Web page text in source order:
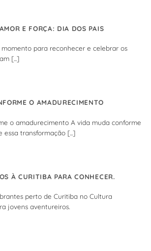
E FORÇA: DIA DOS PAIS
momento para reconhecer e celebrar os
[...]
O AMADURECIMENTO
o amadurecimento A vida muda conforme
transformação [...]
À CURITIBA PARA CONHECER.
perto de Curitiba no Cultura
jovens aventureiros.